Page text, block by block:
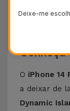
Conheça
O iPhone 14
a deixar de
Dynamic
Deixe-me